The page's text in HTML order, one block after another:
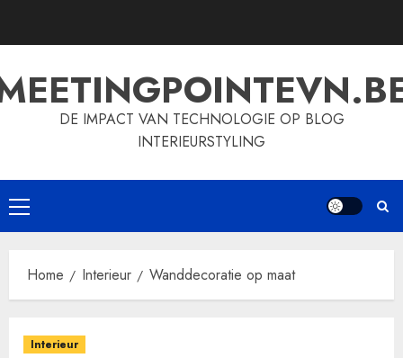
DE IMPACT VAN TECHNOLOGIE OP BLOG
INTERIEURSTYLING
Primary
Menu
Home Interieur Wanddecoratie op maat
Interieur